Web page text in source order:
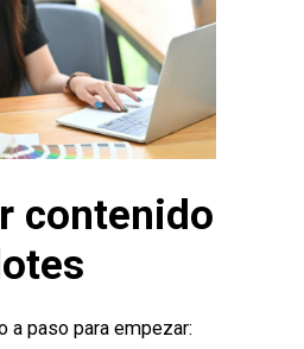
contenido
a paso para empezar: